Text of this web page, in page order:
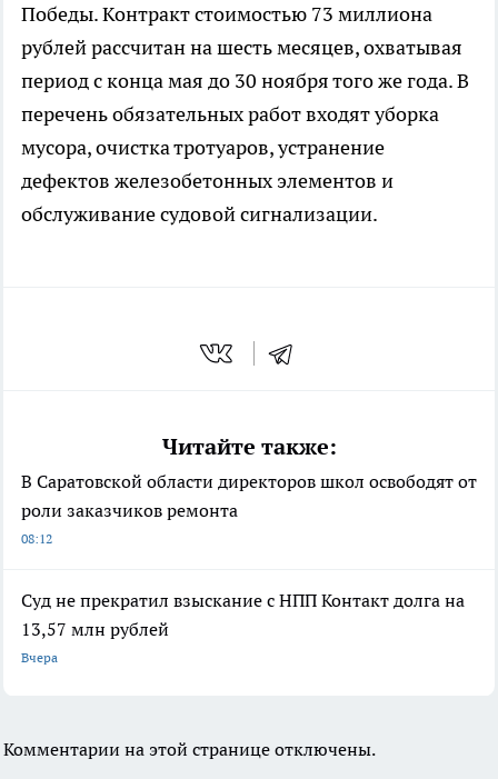
Победы. Контракт стоимостью 73 миллиона
рублей рассчитан на шесть месяцев, охватывая
период с конца мая до 30 ноября того же года. В
перечень обязательных работ входят уборка
мусора, очистка тротуаров, устранение
дефектов железобетонных элементов и
обслуживание судовой сигнализации.
Читайте также:
В Саратовской области директоров школ освободят от
роли заказчиков ремонта
08:12
Суд не прекратил взыскание с НПП Контакт долга на
13,57 млн рублей
Вчера
Комментарии на этой странице отключены.